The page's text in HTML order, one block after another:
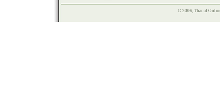
© 2006, Thanal